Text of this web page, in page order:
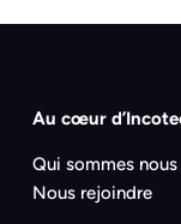
Au cœur
Qui sommes nous
Nous rejoindre